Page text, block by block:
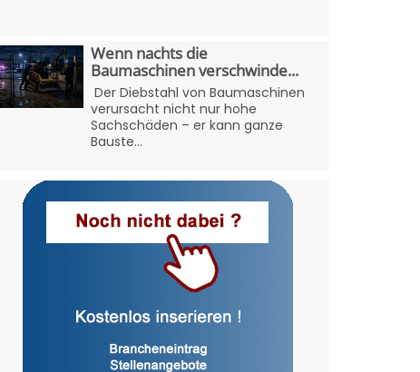
Wenn nachts die
Baumaschinen verschwinde...
Der Diebstahl von Baumaschinen
verursacht nicht nur hohe
Sachschäden – er kann ganze
Bauste...